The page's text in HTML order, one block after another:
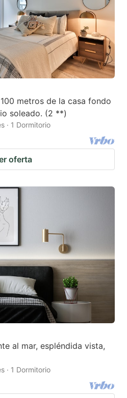
metros de la casa fondo
soleado. (2 **)
· 1 Dormitorio
oferta
al mar, espléndida vista,
· 1 Dormitorio